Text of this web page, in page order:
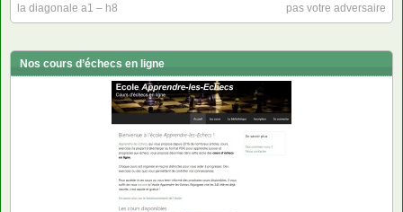
la diagonale a1 – h8
pas votre adversaire
Nos cours d’échecs en ligne